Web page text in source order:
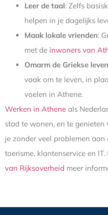
Leer de taal: Zelfs
helpen in je dagelijks
Maak lokale vrienden:
met de inwoners van
Omarm de Griekse
vaak om te leven, in
voelen in Athene.
Werken in Athene als
stad te wonen, en te
je zonder veel problemen
toerisme, klantenservice en
van Rijksoverheid meer